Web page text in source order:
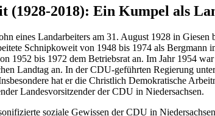
(1928-2018): Ein Kumpel als
eines Landarbeiters am 31. August 1928 in
Schnipkoweit von 1948 bis 1974 als
1952 bis 1972 dem Betriebsrat an. Im Jahr 1954
Landtag an. In der CDU-geführten Regierung
hat er die Christlich Demokratische
Landesvorsitzender der CDU in Niedersachsen.
soziale Gewissen der CDU in